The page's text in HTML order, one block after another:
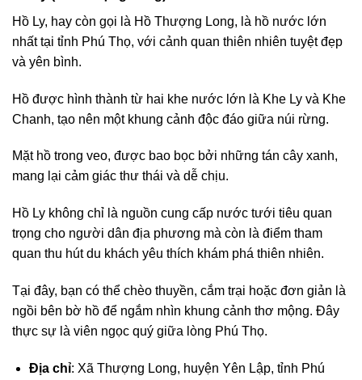
Hồ Ly, hay còn gọi là Hồ Thượng Long, là hồ nước lớn
nhất tại tỉnh Phú Thọ, với cảnh quan thiên nhiên tuyệt đẹp
và yên bình.
Hồ được hình thành từ hai khe nước lớn là Khe Ly và Khe
Chanh, tạo nên một khung cảnh độc đáo giữa núi rừng.
Mặt hồ trong veo, được bao bọc bởi những tán cây xanh,
mang lại cảm giác thư thái và dễ chịu.
Hồ Ly không chỉ là nguồn cung cấp nước tưới tiêu quan
trọng cho người dân địa phương mà còn là điểm tham
quan thu hút du khách yêu thích khám phá thiên nhiên.
Tại đây, bạn có thể chèo thuyền, cắm trại hoặc đơn giản là
ngồi bên bờ hồ để ngắm nhìn khung cảnh thơ mộng. Đây
thực sự là viên ngọc quý giữa lòng Phú Thọ.
Địa chỉ: Xã Thượng Long, huyện Yên Lập, tỉnh Phú